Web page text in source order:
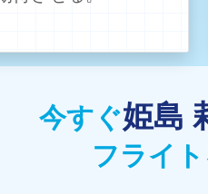
今すぐ姫島
フライ